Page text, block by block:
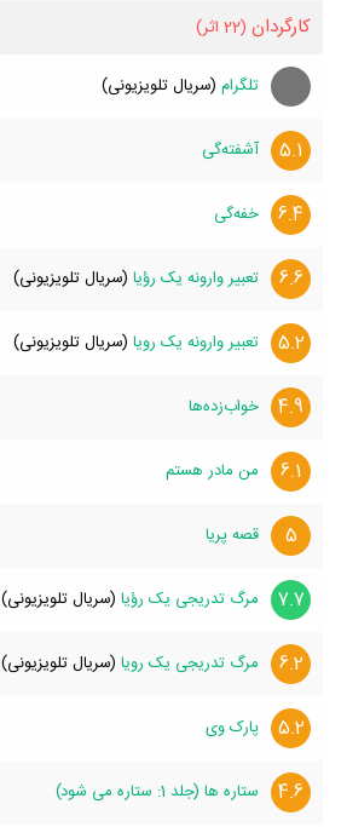
کارگردان (22 اثر)
تلگرام (سریال تلویزیونی)
5.1 آشفته‌گی
6.4 خفه‌گی
6.6 تعبیر وارونه یک رؤیا (سریال تلویزیونی)
5.2 تعبیر وارونه یک رویا (سریال تلویزیونی)
4.9 خواب‌زده‌ها
6.1 من مادر هستم
5 قصه پریا
7.7 مرگ تدریجی یک رؤیا (سریال تلویزیونی)
6.2 مرگ تدریجی یک رویا (سریال تلویزیونی)
5.2 پارک وی
4.6 ستاره ها (جلد 1: ستاره می شود)